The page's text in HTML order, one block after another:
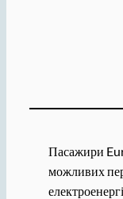
Пасажири
можливих